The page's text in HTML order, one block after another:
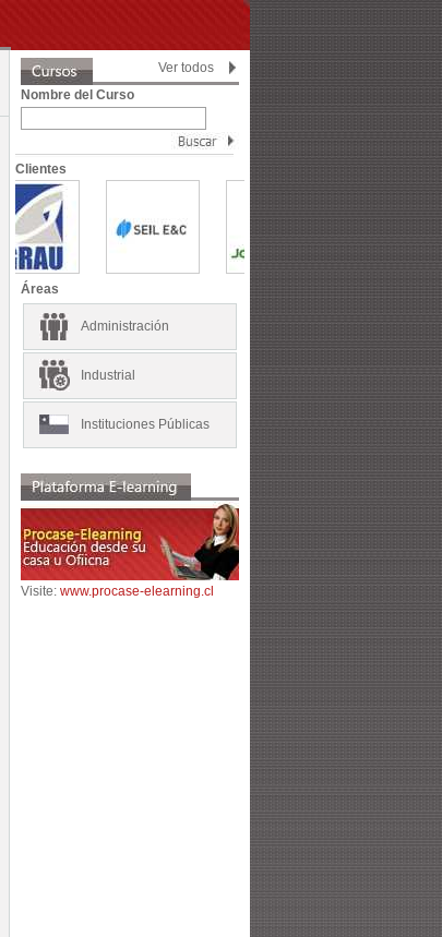
Ver todos
Nombre del Curso
Clientes
Áreas
Administración
Industrial
Instituciones Públicas
Visite: www.procase-elearning.cl